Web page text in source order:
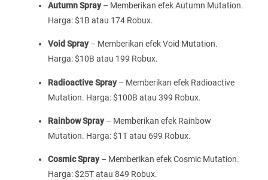
Autumn Spray– Memberikan efek Autumn Mutation.
Harga: $1B atau 174 Robux.
Void Spray– Memberikan efek Void Mutation.
Harga: $10B atau 199 Robux.
Radioactive Spray– Memberikan efek Radioactive
Mutation. Harga: $100B atau 399 Robux.
Rainbow Spray– Memberikan efek Rainbow
Mutation. Harga: $1T atau 699 Robux.
Cosmic Spray– Memberikan efek Cosmic Mutation.
Harga: $25T atau 849 Robux.